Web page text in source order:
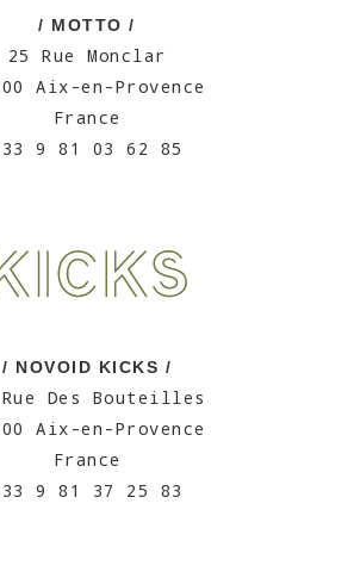
/ MOTTO /
25 Rue Monclar
Aix-en-Provence
France
9 81 03 62 85
/ NOVOID KICKS /
Des Bouteilles
Aix-en-Provence
France
9 81 37 25 83